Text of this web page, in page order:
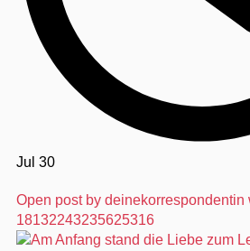
Jul 30
Open post by deinekorrespondentin
18132243235625316